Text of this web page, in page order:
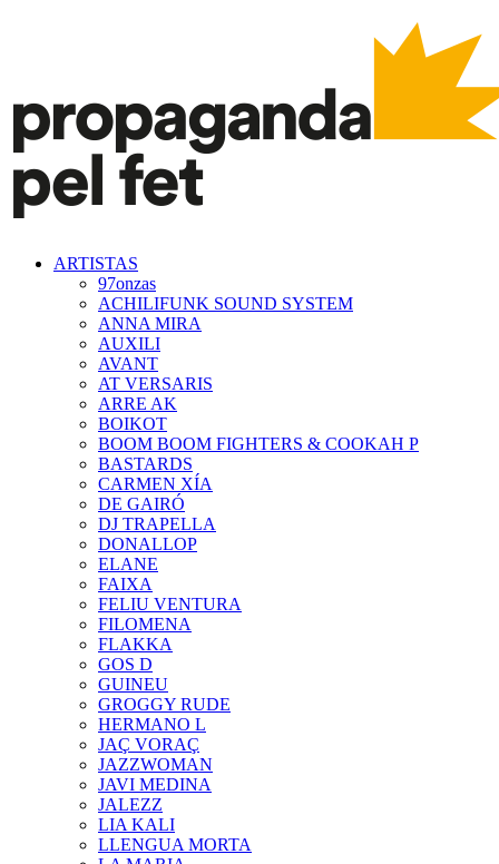
ARTISTAS
97onzas
ACHILIFUNK SOUND SYSTEM
ANNA MIRA
AUXILI
AVANT
AT VERSARIS
ARRE AK
BOIKOT
BOOM BOOM FIGHTERS & COOKAH P
BASTARDS
CARMEN XÍA
DE GAIRÓ
DJ TRAPELLA
DONALLOP
ELANE
FAIXA
FELIU VENTURA
FILOMENA
FLAKKA
GOS D
GUINEU
GROGGY RUDE
HERMANO L
JAÇ VORAÇ
JAZZWOMAN
JAVI MEDINA
JALEZZ
LIA KALI
LLENGUA MORTA